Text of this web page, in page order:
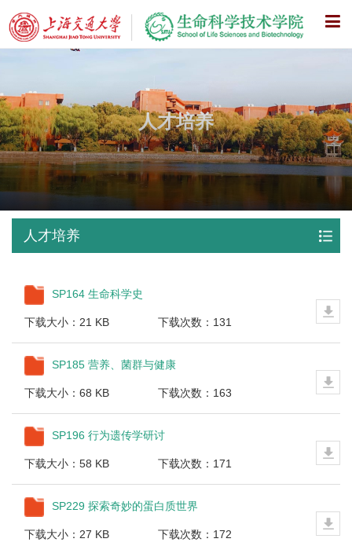
X
人才培养
人才培养
SP164 生命科学史
下载大小：21 KB 下载次数：131
SP185 营养、菌群与健康
下载大小：68 KB 下载次数：163
SP196 行为遗传学研讨
下载大小：58 KB 下载次数：171
SP229 探索奇妙的蛋白质世界
下载大小：27 KB 下载次数：172